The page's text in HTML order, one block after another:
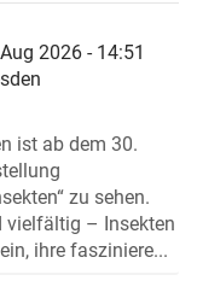
2026 - 14:51
ist ab dem 30.
zu sehen.
vielfältig – Insekten
ihre fasziniere...